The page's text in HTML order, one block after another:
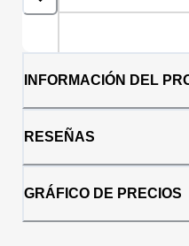
en caso de
ingredientes. No
Mantener fuera
puro en polvo
marca Allnature,
Inmunidad y
INFORMACIÓN DEL
RESEÑAS
GRÁFICO DE PRECIOS